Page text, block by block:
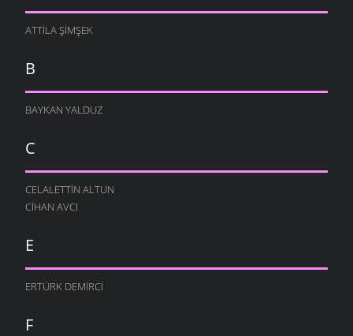
ATTILA ŞIMŞEK
B
BAYKAN YALDUZ
C
CELALETTIN ALTUN
CIHAN AVCI
E
ERTÜRK DEMIRCI
F